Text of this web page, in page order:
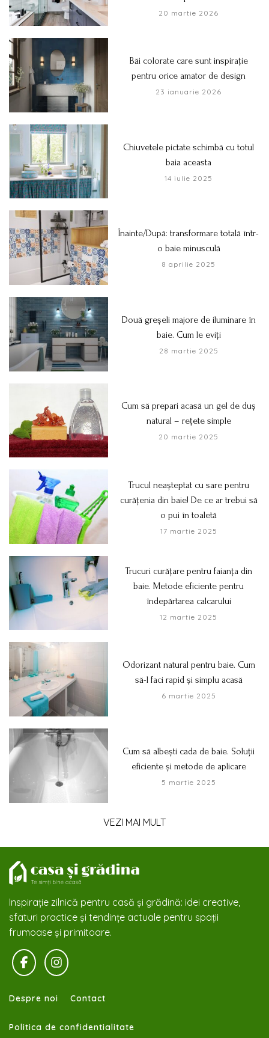
20 martie 2026
Băi colorate care sunt inspirație
pentru orice amator de design
23 ianuarie 2026
Chiuvetele pictate schimbă cu totul
baia aceasta
14 iulie 2025
Înainte/După: transformare totală într-
o baie minusculă
8 aprilie 2025
Două greșeli majore de iluminare în
baie. Cum le eviți
28 martie 2025
Cum să prepari acasă un gel de duș
natural – rețete simple
20 martie 2025
Trucul neașteptat cu sare pentru
curățenia din baie! De ce ar trebui să
o pui în toaletă
17 martie 2025
Trucuri curățare pentru faianța din
baie. Metode eficiente pentru
îndepărtarea calcarului
12 martie 2025
Odorizant natural pentru baie. Cum
să-l faci rapid și simplu acasă
6 martie 2025
Cum să albești cada de baie. Soluții
eficiente și metode de aplicare
5 martie 2025
VEZI MAI MULT
Inspirație zilnică pentru casă și grădină: idei creative,
sfaturi practice și tendințe actuale pentru spații
frumoase și primitoare.
Despre noi Contact
Politica de confidentialitate